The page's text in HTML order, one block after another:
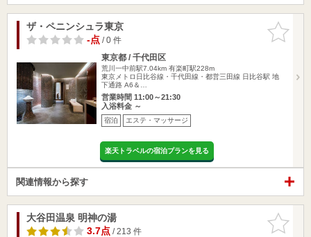
お気に入
りに追加
ザ・ペニンシュラ東京
-点/ 0 件
東京都 / 千代田区
荒川一中前駅7.04km 有楽町駅228m
東京メトロ日比谷線・千代田線・都営三田線 日比谷駅 地
下通路 A6＆…
営業時間 11:00～21:30
入浴料金 ～
宿泊 エステ・マッサージ
楽天トラベルの宿泊プランを見る
関連情報から探す
お気に入
りに追加
大谷田温泉 明神の湯
3.7点/ 213 件